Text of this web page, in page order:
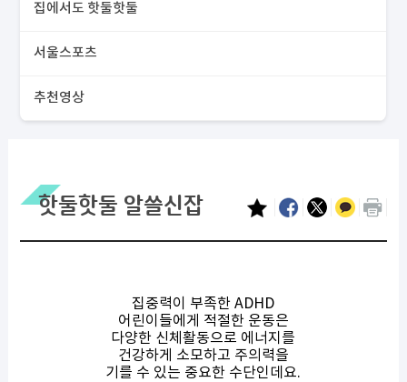
집에서도 핫둘핫둘
서울스포츠
추천영상
핫둘핫둘 알쓸신잡
집중력이 부족한 ADHD
어린이들에게 적절한 운동은
다양한 신체활동으로 에너지를
건강하게 소모하고 주의력을
기를 수 있는 중요한 수단인데요.